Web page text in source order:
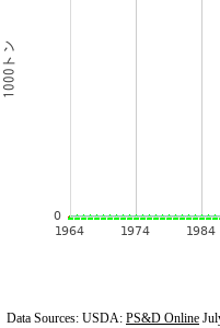
Data Sources: USDA: PS&D Online